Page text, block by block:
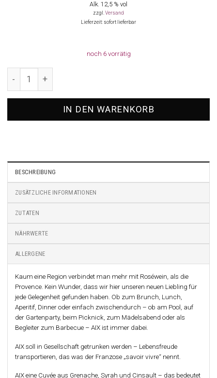
Alk. 12,5 % vol
zzgl.Versand
Lieferzeit: sofort lieferbar
noch 6 vorrätig
IN DEN WARENKORB
BESCHREIBUNG
ZUSÄTZLICHE INFORMATIONEN
ZUTATEN
NÄHRWERTE
ALLERGENE
Kaum eine Region verbindet man mehr mit Roséwein, als die
Provence. Kein Wunder, dass wir hier unseren neuen Liebling für
jede Gelegenheit gefunden haben. Ob zum Brunch, Lunch,
Aperitif, Dinner oder einfach zwischendurch – ob am Pool, auf
der Gartenparty, beim Picknick, zum Mädelsabend oder als
Begleiter zum Barbecue – AIX ist immer dabei.
AIX soll in Gesellschaft getrunken werden – Lebensfreude
transportieren, das was der Franzose „savoir vivre“ nennt.
AIX eine Cuvée aus Grenache, Syrah und Cinsault – das bedeutet